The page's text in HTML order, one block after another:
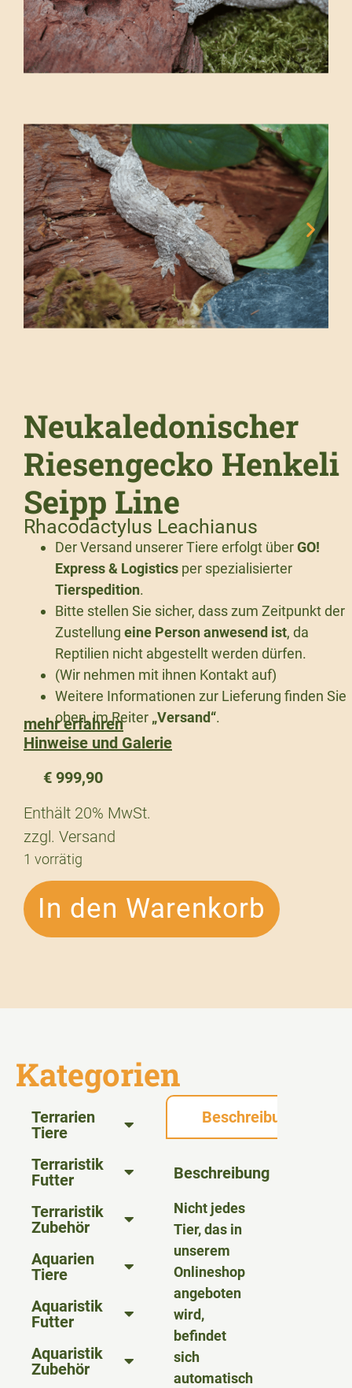
Neukaledonischer
Riesengecko Henkeli
Seipp Line
Rhacodactylus Leachianus
Der Versand unserer Tiere erfolgt überGO!
Express & Logistics per spezialisierter
Tierspedition.
Bitte stellen Sie sicher, dass zum Zeitpunkt der
Zustellung eine Person anwesend ist, da
Reptilien nicht abgestellt werden dürfen.
(Wir nehmen mit ihnen Kontakt auf)
Weitere Informationen zur Lieferung finden Sie
oben, im Reiter „Versand“.
mehr erfahren
Hinweise und Galerie
€ 999,90
Enthält 20% MwSt.
zzgl. Versand
1 vorrätig
In den Warenkorb
Kategorien
Terrarien
Tiere
Terraristik
Futter
Terraristik
Zubehör
Aquarien
Tiere
Aquaristik
Futter
Aquaristik
Zubehör
Beschreibung
Beschreibung
Nicht jedes
Tier, das in
unserem
Onlineshop
angeboten
wird,
befindet
sich
automatisch